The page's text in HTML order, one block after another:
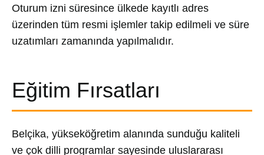
Oturum izni süresince ülkede kayıtlı adres
üzerinden tüm resmi işlemler takip edilmeli ve süre
uzatımları zamanında yapılmalıdır.
Eğitim Fırsatları
Belçika, yükseköğretim alanında sunduğu kaliteli
ve çok dilli programlar sayesinde uluslararası